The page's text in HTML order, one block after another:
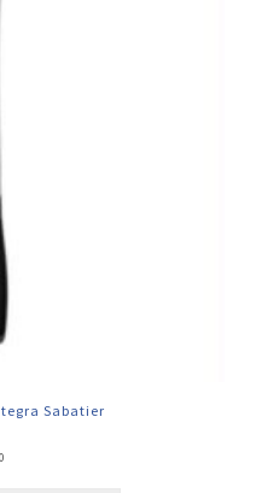
Sabatier